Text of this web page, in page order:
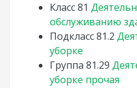
Класс81
обслуживанию
Подкласс81.2
уборке
Группа 81.29
уборке прочая